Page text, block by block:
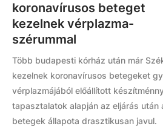
koronavírusos beteget
kezelnek vérplazma-
szérummal
Több budapesti kórház után már
kezelnek koronavírusos betegeket
vérplazmájából előállított
tapasztalatok alapján az eljárás után
betegek állapota drasztikusan javul.